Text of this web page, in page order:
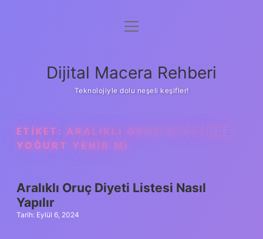
Anasayfa
Yasal Uyarı
menüyü
Dijital Macera Rehberi
Teknolojiyle dolu neşeli keşifler!
ETIKET: ARALIKLI ORUÇ DIYETINDE
YOĞURT YENIR MI
Aralıklı Oruç Diyeti Listesi Nasıl
Yapılır
Tarih: Eylül 6, 2024